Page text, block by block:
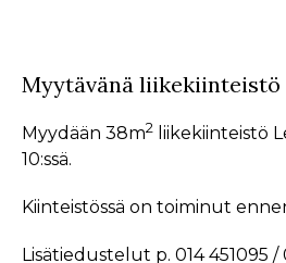
Myytävänä liikekiinteistö
Myydään 38m2
liikekiinteistö
10:ssä.
Kiinteistössä on toiminut
Lisätiedustelut p. 014 451095